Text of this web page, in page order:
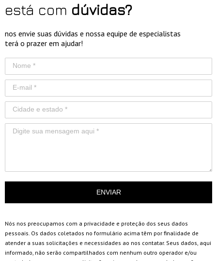
está com dúvidas?
nos envie suas dúvidas e nossa equipe de especialistas
terá o prazer em ajudar!
ENVIAR
Nós nos preocupamos com a privacidade e proteção dos seus dados
pessoais. Os dados coletados no formulário acima têm por finalidade de
atender a suas solicitações e necessidades ao nos contatar. Seus dados, aqui
informado, não serão compartilhados com nenhum outro operador e/ou